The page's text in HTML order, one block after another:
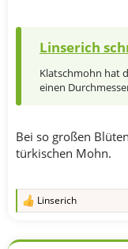
Linserich
Klatschmohn hat
einen
Bei so großen
türkischen Mohn.
R
k
Linserich